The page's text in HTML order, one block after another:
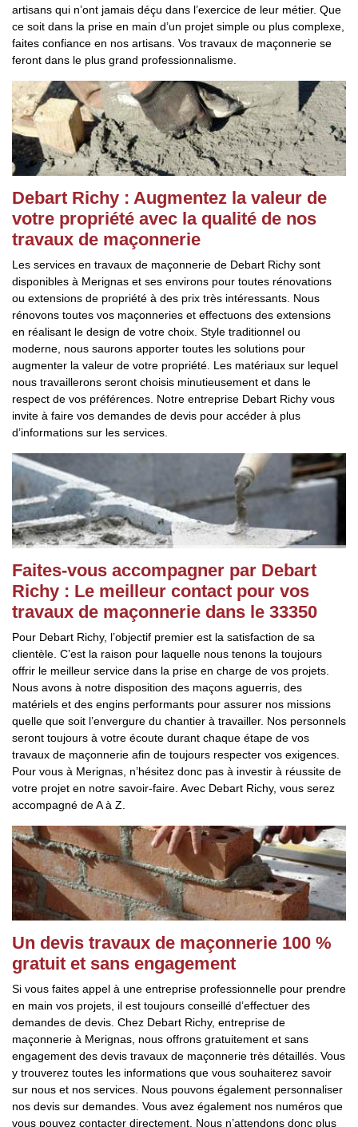
artisans qui n’ont jamais déçu dans l’exercice de leur métier. Que
ce soit dans la prise en main d’un projet simple ou plus complexe,
faites confiance en nos artisans. Vos travaux de maçonnerie se
feront dans le plus grand professionnalisme.
Debart Richy : Augmentez la valeur de
votre propriété avec la qualité de nos
travaux de maçonnerie
Les services en travaux de maçonnerie de Debart Richy sont
disponibles à Merignas et ses environs pour toutes rénovations
ou extensions de propriété à des prix très intéressants. Nous
rénovons toutes vos maçonneries et effectuons des extensions
en réalisant le design de votre choix. Style traditionnel ou
moderne, nous saurons apporter toutes les solutions pour
augmenter la valeur de votre propriété. Les matériaux sur lequel
nous travaillerons seront choisis minutieusement et dans le
respect de vos préférences. Notre entreprise Debart Richy vous
invite à faire vos demandes de devis pour accéder à plus
d’informations sur les services.
Faites-vous accompagner par Debart
Richy : Le meilleur contact pour vos
travaux de maçonnerie dans le 33350
Pour Debart Richy, l’objectif premier est la satisfaction de sa
clientèle. C’est la raison pour laquelle nous tenons la toujours
offrir le meilleur service dans la prise en charge de vos projets.
Nous avons à notre disposition des maçons aguerris, des
matériels et des engins performants pour assurer nos missions
quelle que soit l’envergure du chantier à travailler. Nos personnels
seront toujours à votre écoute durant chaque étape de vos
travaux de maçonnerie afin de toujours respecter vos exigences.
Pour vous à Merignas, n’hésitez donc pas à investir à réussite de
votre projet en notre savoir-faire. Avec Debart Richy, vous serez
accompagné de A à Z.
Un devis travaux de maçonnerie 100 %
gratuit et sans engagement
Si vous faites appel à une entreprise professionnelle pour prendre
en main vos projets, il est toujours conseillé d’effectuer des
demandes de devis. Chez Debart Richy, entreprise de
maçonnerie à Merignas, nous offrons gratuitement et sans
engagement des devis travaux de maçonnerie très détaillés. Vous
y trouverez toutes les informations que vous souhaiterez savoir
sur nous et nos services. Nous pouvons également personnaliser
nos devis sur demandes. Vous avez également nos numéros que
vous pouvez contacter directement. Nous n’attendons donc plus